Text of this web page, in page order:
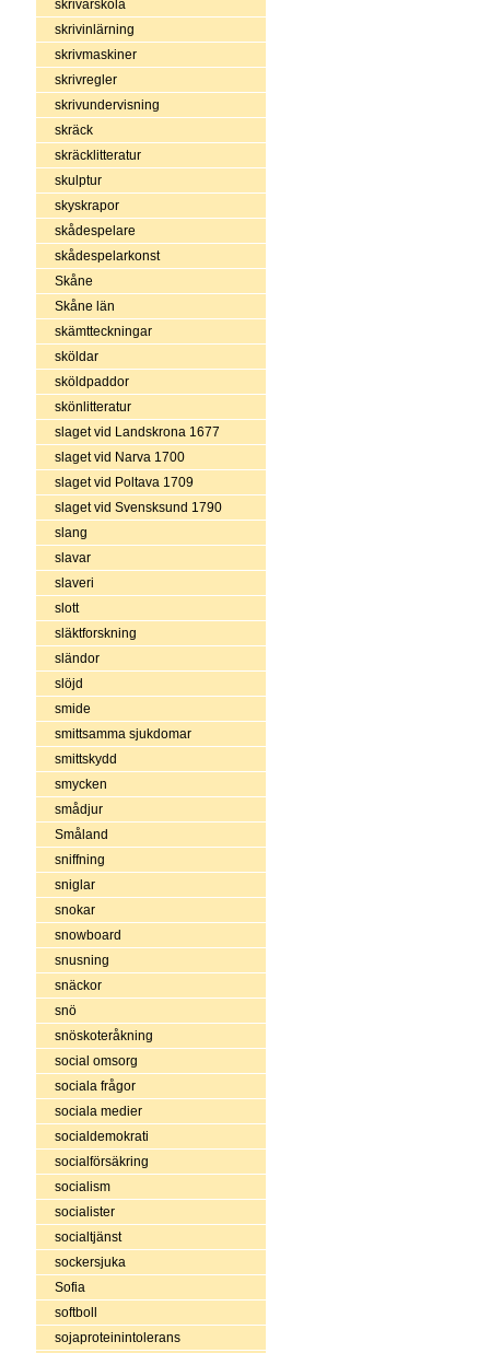
skrivarskola
skrivinlärning
skrivmaskiner
skrivregler
skrivundervisning
skräck
skräcklitteratur
skulptur
skyskrapor
skådespelare
skådespelarkonst
Skåne
Skåne län
skämtteckningar
sköldar
sköldpaddor
skönlitteratur
slaget vid Landskrona 1677
slaget vid Narva 1700
slaget vid Poltava 1709
slaget vid Svensksund 1790
slang
slavar
slaveri
slott
släktforskning
sländor
slöjd
smide
smittsamma sjukdomar
smittskydd
smycken
smådjur
Småland
sniffning
sniglar
snokar
snowboard
snusning
snäckor
snö
snöskoteråkning
social omsorg
sociala frågor
sociala medier
socialdemokrati
socialförsäkring
socialism
socialister
socialtjänst
sockersjuka
Sofia
softboll
sojaproteinintolerans